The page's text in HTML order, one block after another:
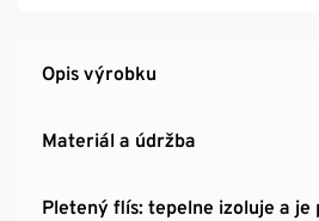
Opis výrobku
Materiál a údržba
Pletený flís: tepelne izoluje a je